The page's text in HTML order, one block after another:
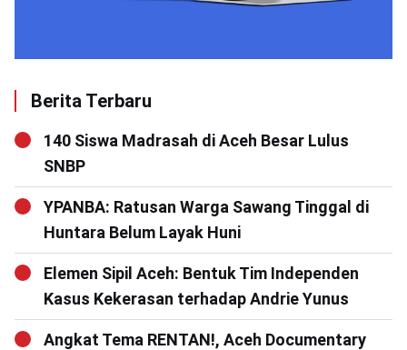
Berita Terbaru
140 Siswa Madrasah di Aceh Besar Lulus
SNBP
YPANBA: Ratusan Warga Sawang Tinggal di
Huntara Belum Layak Huni
Elemen Sipil Aceh: Bentuk Tim Independen
Kasus Kekerasan terhadap Andrie Yunus
Angkat Tema RENTAN!, Aceh Documentary